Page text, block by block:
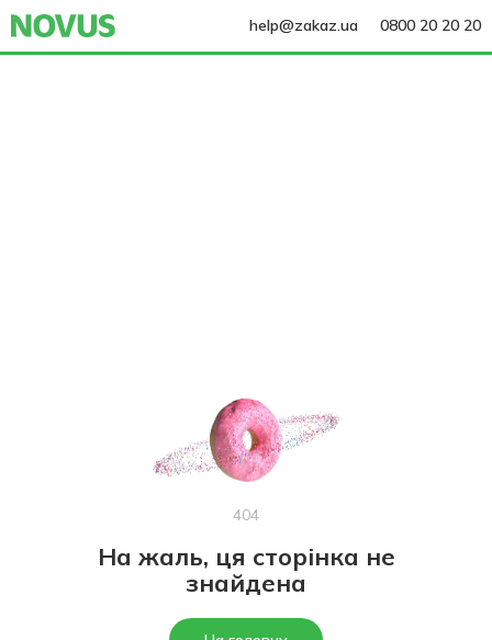
help@zakaz.ua 0800 20 20 20
404
На жаль, ця сторінка не
знайдена